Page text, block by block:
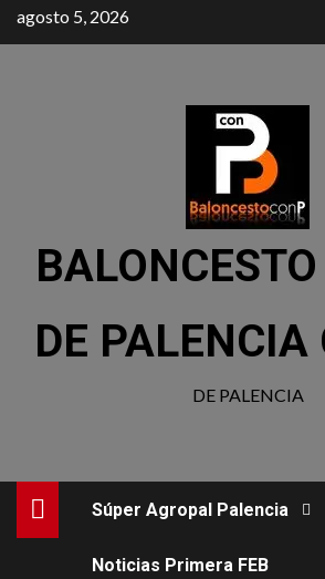
agosto 5, 2026
DE PALENCIA
DE PALENCIA
Súper Agropal Palencia
Noticias Primera FEB